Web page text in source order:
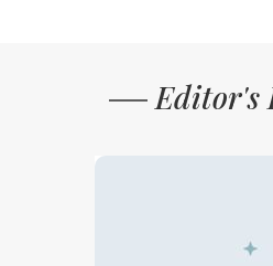
Editor's